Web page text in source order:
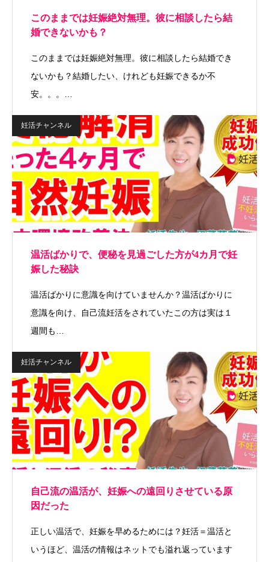
このままでは妊娠絶対無理。彼に相談したら結
婚できないかも？
このままでは妊娠絶対無理。彼に相談したら結婚でき
ないかも？結婚したい、けれども妊娠できるか不
安。。。…
妊活チャンネル
温活ばかりで、便秘を見過ごした方が4カ月で妊
娠した秘訣
温活ばかりに意識を向けていませんか？温活ばかりに
意識を向け、自己流妊活をされていたこの方は実は１
週間も…
妊活チャンネル
自己流の温活が、妊娠への遠回りさせている原
因だった
正しい温活で、妊娠を早めるためには？妊活＝温活と
いうほど、温活の情報はネットでも溢れ返っています